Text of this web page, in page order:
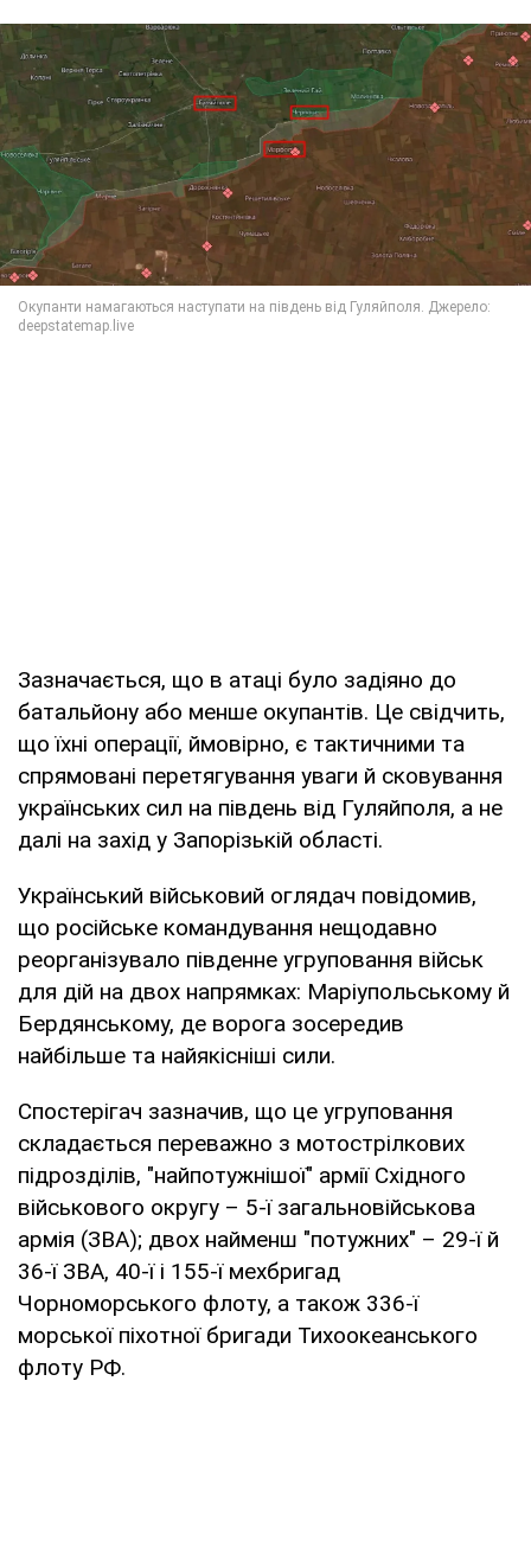
Зазначається, що в атаці було задіяно до
батальйону або менше окупантів. Це свідчить,
що їхні операції, ймовірно, є тактичними та
спрямовані перетягування уваги й сковування
українських сил на південь від Гуляйполя, а не
далі на захід у Запорізькій області.
Український військовий оглядач повідомив,
що російське командування нещодавно
реорганізувало південне угруповання військ
для дій на двох напрямках: Маріупольському й
Бердянському, де ворога зосередив
найбільше та найякісніші сили.
Спостерігач зазначив, що це угруповання
складається переважно з мотострілкових
підрозділів, "найпотужнішої" армії Східного
військового округу – 5-ї загальновійськова
армія (ЗВА); двох найменш "потужних" – 29-ї й
36-ї ЗВА, 40-ї і 155-ї мехбригад
Чорноморського флоту, а також 336-ї
морської піхотної бригади Тихоокеанського
флоту РФ.